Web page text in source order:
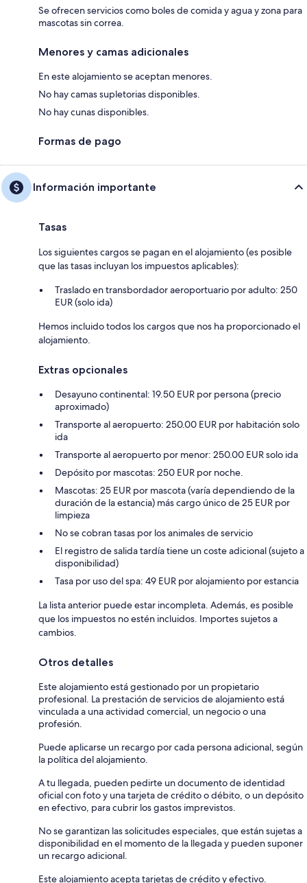
Se ofrecen servicios como boles de comida y agua y zona para
mascotas sin correa.
Menores y camas adicionales
En este alojamiento se aceptan menores.
No hay camas supletorias disponibles.
No hay cunas disponibles.
Formas de pago
Información importante
Tasas
Los siguientes cargos se pagan en el alojamiento (es posible
que las tasas incluyan los impuestos aplicables):
Traslado en transbordador aeroportuario por adulto: 250
EUR (solo ida)
Hemos incluido todos los cargos que nos ha proporcionado el
alojamiento.
Extras opcionales
Desayuno continental: 19.50 EUR por persona (precio
aproximado)
Transporte al aeropuerto: 250.00 EUR por habitación solo
ida
Transporte al aeropuerto por menor: 250.00 EUR solo ida
Depósito por mascotas: 250 EUR por noche.
Mascotas: 25 EUR por mascota (varía dependiendo de la
duración de la estancia) más cargo único de 25 EUR por
limpieza
No se cobran tasas por los animales de servicio
El registro de salida tardía tiene un coste adicional (sujeto a
disponibilidad)
Tasa por uso del spa: 49 EUR por alojamiento por estancia
La lista anterior puede estar incompleta. Además, es posible
que los impuestos no estén incluidos. Importes sujetos a
cambios.
Otros detalles
Este alojamiento está gestionado por un propietario
profesional. La prestación de servicios de alojamiento está
vinculada a una actividad comercial, un negocio o una
profesión.
Puede aplicarse un recargo por cada persona adicional, según
la política del alojamiento.
A tu llegada, pueden pedirte un documento de identidad
oficial con foto y una tarjeta de crédito o débito, o un depósito
en efectivo, para cubrir los gastos imprevistos.
No se garantizan las solicitudes especiales, que están sujetas a
disponibilidad en el momento de la llegada y pueden suponer
un recargo adicional.
Este alojamiento acepta tarjetas de crédito y efectivo.